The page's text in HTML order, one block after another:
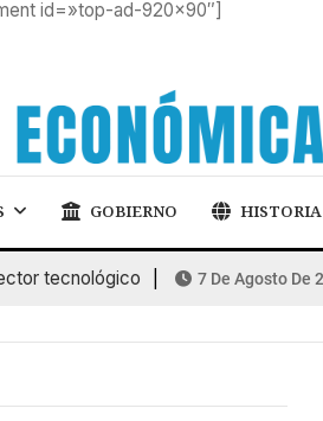
id=»top-ad-920×90″]
GOBIERNO HISTORIA
tecnológico 7 De Agosto De 2026